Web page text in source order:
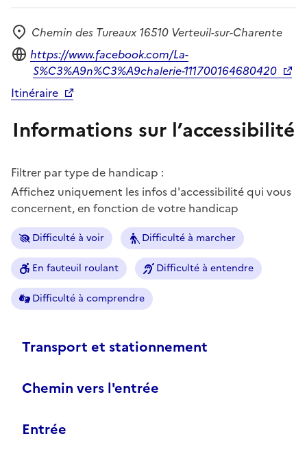
Adresse
Chemin des Tureaux 16510 Verteuil-sur-Charente
Site internet
https://www.facebook.com/La-
S%C3%A9n%C3%A9chalerie-111700164680420
Itinéraire
Informations sur l’accessibilité
Filtrer par type de handicap :
Affichez uniquement les infos d'accessibilité qui vous
concernent, en fonction de votre handicap
Difficulté à voir Difficulté à marcher
En fauteuil roulant Difficulté à entendre
Difficulté à comprendre
Transport et stationnement
Chemin vers l'entrée
Entrée